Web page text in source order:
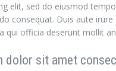
elit, sed do eiusmod
consequat. Duis aute
qui officia deserunt mollit
dolor sit amet